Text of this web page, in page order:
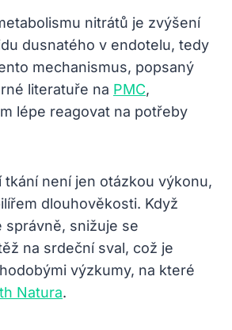
nitrátů je zvýšení
dusnatého v endotelu, tedy
mechanismus, popsaný
literatuře na PMC,
lépe reagovat na potřeby
tkání není jen otázkou výkonu,
dlouhověkosti. Když
správně, snižuje se
na srdeční sval, což je
výzkumy, na které
Natura.